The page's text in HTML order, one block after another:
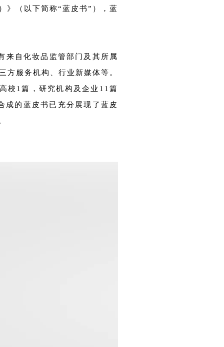
》（以下简称“蓝皮书”），蓝
来自化妆品监管部门及其所属
方服务机构、行业新媒体等。
校1篇，研究机构及企业11篇
成的蓝皮书已充分展现了蓝皮